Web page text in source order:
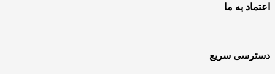
اعتماد به ما
دسترسی سریع